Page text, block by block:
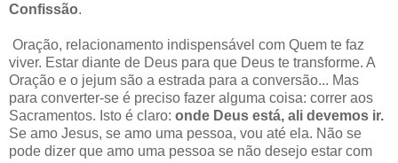
Confissão.
Oração, relacionamento indispensável com Quem te faz
viver. Estar diante de Deus para que Deus te transforme. A
Oração e o jejum são a estrada para a conversão... Mas
para converter-se é preciso fazer alguma coisa: correr aos
Sacramentos. Isto é claro: onde Deus está, ali devemos ir.
Se amo Jesus, se amo uma pessoa, vou até ela. Não se
pode dizer que amo uma pessoa se não desejo estar com